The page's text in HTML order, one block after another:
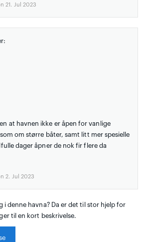
21. Jul 2023
at havnen ikke er åpen for vanlige
om større båter, samt litt mer spesielle
dager åpner de nok fir flere da
2. Jul 2023
i denne havna? Da er det til stor hjelp for
til en kort beskrivelse.